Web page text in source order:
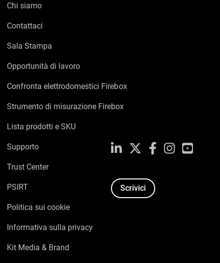
Chi siamo
Contattaci
Sala Stampa
Opportunità di lavoro
Confronta elettrodomestici Firebox
Strumento di misurazione Firebox
Lista prodotti e SKU
Supporto
Trust Center
PSIRT
Politica sui cookie
Informativa sulla privacy
Kit Media & Brand
LinkedIn FacebookInstagram
Scrivici